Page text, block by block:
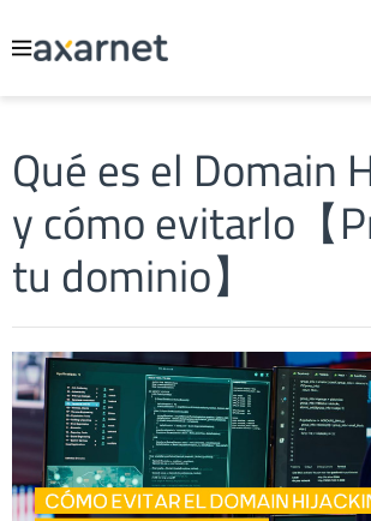
Qué es el Domain
y cómo evitarlo【
tu dominio】